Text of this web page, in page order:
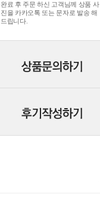
완료 후 주문 하신 고객님께 상품 사
진을 카카오톡 또는 문자로 발송 해
드립니다.